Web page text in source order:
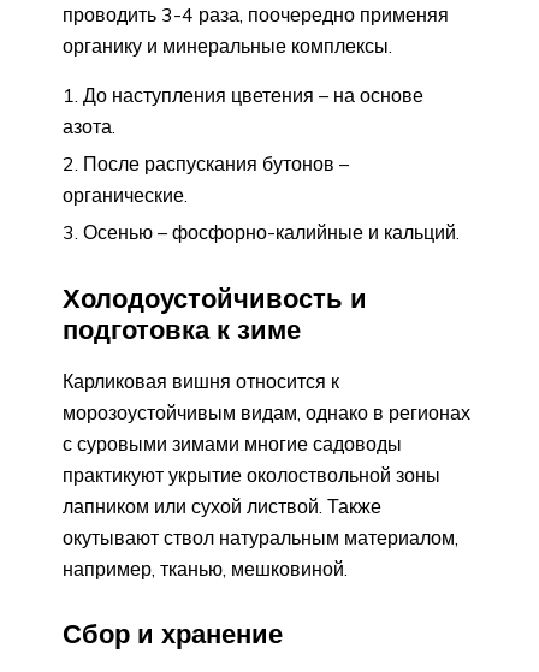
проводить 3-4 раза, поочередно применяя
органику и минеральные комплексы.
До наступления цветения – на основе
азота.
После распускания бутонов –
органические.
Осенью – фосфорно-калийные и кальций.
Холодоустойчивость и
подготовка к зиме
Карликовая вишня относится к
морозоустойчивым видам, однако в регионах
с суровыми зимами многие садоводы
практикуют укрытие околоствольной зоны
лапником или сухой листвой. Также
окутывают ствол натуральным материалом,
например, тканью, мешковиной.
Сбор и хранение